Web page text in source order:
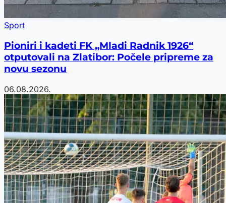
Sport
Pioniri i kadeti FK „Mladi Radnik 1926“
otputovali na Zlatibor: Počele pripreme za
novu sezonu
06.08.2026.